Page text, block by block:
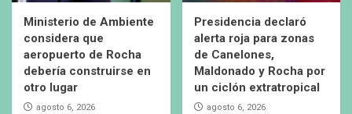
Ministerio de Ambiente
considera que
aeropuerto de Rocha
debería construirse en
otro lugar
agosto 6, 2026
Presidencia declaró
alerta roja para zonas
de Canelones,
Maldonado y Rocha por
un ciclón extratropical
agosto 6, 2026